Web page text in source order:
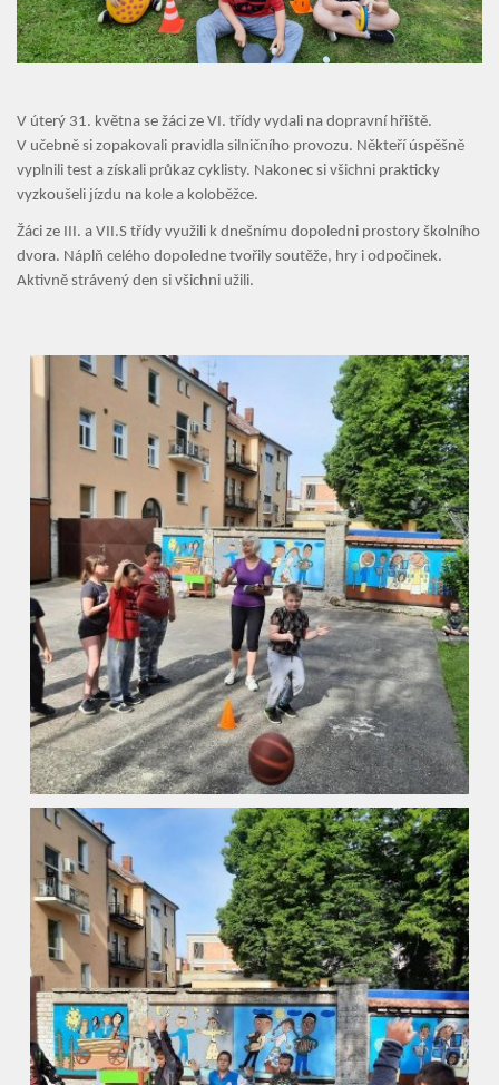
Úvod
Organizace školního roku
Úřední deska
Naše škola
Základní škola
ZŠ speciální
Vyhledávání na webu
V úterý 31. května se žáci ze VI. třídy vydali na dopravní hřiště.
V učebně si zopakovali pravidla silničního provozu. Někteří úspěšně
vyplnili test a získali průkaz cyklisty. Nakonec si všichni prakticky
vyzkoušeli jízdu na kole a koloběžce.
Žáci ze III. a VII.S třídy využili k dnešnímu dopoledni prostory školního
dvora. Náplň celého dopoledne tvořily soutěže, hry i odpočinek.
Aktivně strávený den si všichni užili.